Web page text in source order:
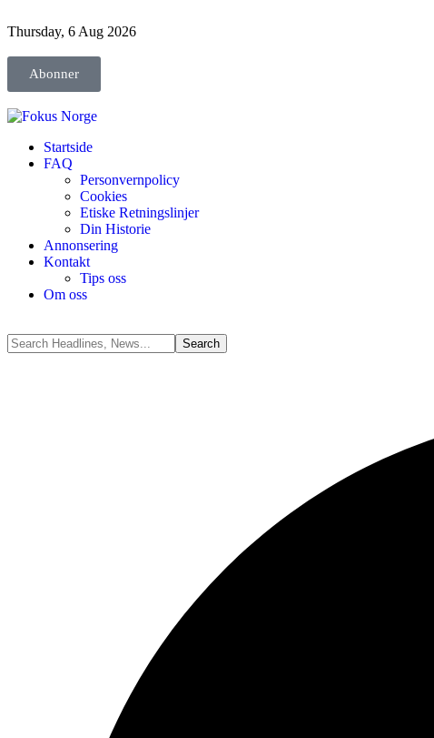
Thursday, 6 Aug 2026
Abonner
Startside
FAQ
Personvernpolicy
Cookies
Etiske Retningslinjer
Din Historie
Annonsering
Kontakt
Tips oss
Om oss